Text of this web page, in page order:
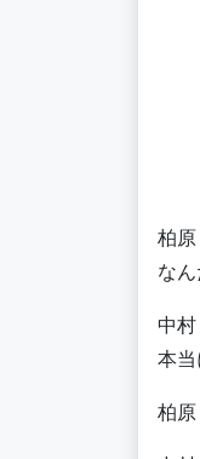
柏
な
中
本
柏